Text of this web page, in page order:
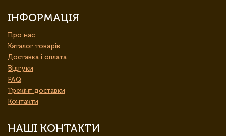
ІНФОРМАЦІЯ
Про нас
Каталог товарів
Доставка і оплата
Відгуки
FAQ
Трекінг доставки
Контакти
НАШІ КОНТАКТИ